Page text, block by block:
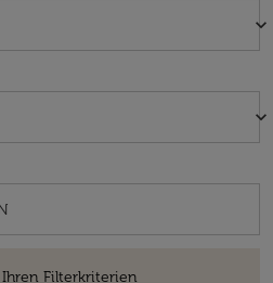
keyboard_arrow_down
keyboard_arrow_down
Filterkriterien